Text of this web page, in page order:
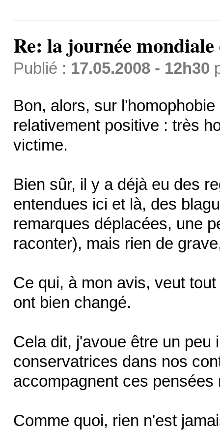
Re: la journée
Publié : 17.05.2008 - 12h30
Bon, alors, sur
relativement positive : très
victime.
Bien sûr, il y a déjà eu des
entendues ici et là, des
remarques déplacées, une
raconter), mais rien de
Ce qui, à mon avis, veut
ont bien changé.
Cela dit, j'avoue être un peu
conservatrices dans nos
accompagnent ces
Comme quoi, rien n'est